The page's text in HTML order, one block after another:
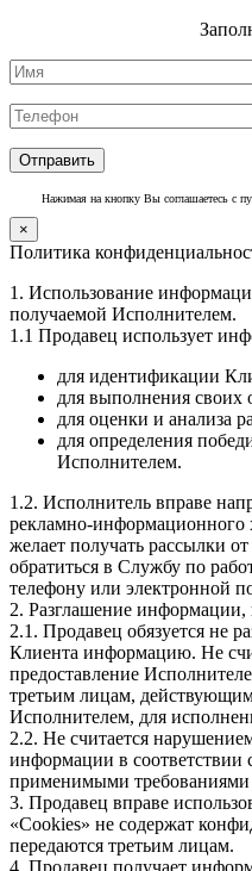
Нажимая на кнопку Вы соглашаетесь с
×
Политика
1. Использование
получаемой Исполнителем.
1.1 Продавец использует
для идентификации
для выполнения своих
для оценки и анализа
для определения
Исполнителем.
1.2. Исполнитель вправе
рекламно-информационного
желает получать рассылки
обратиться в Службу по
телефону или электронной
2. Разглашение
2.1. Продавец обязуется не
Клиента информацию. Не
предоставление
третьим лицам,
Исполнителем, для
2.2. Не считается
информации в соответствии
применимыми требованиями
3. Продавец вправе
«Cookies» не содержат
передаются третьим лицам.
4. Продавец получает